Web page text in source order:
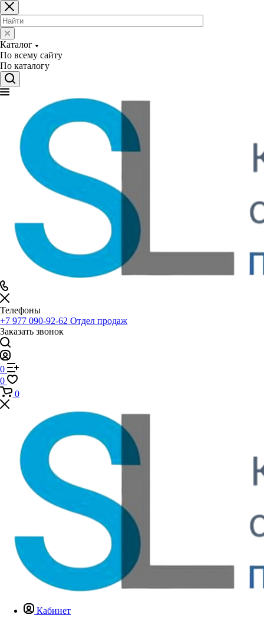
Каталог
По всему сайту
По каталогу
Телефоны
+7 977 090-92-62 Отдел продаж
Заказать звонок
0
0
0
Кабинет